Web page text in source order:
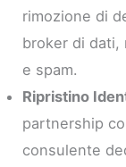
rimozione di
broker di dati,
e spam.
Ripristino
partnership
consulente